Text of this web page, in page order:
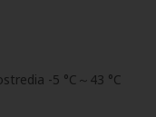
-5 °C～43 °C